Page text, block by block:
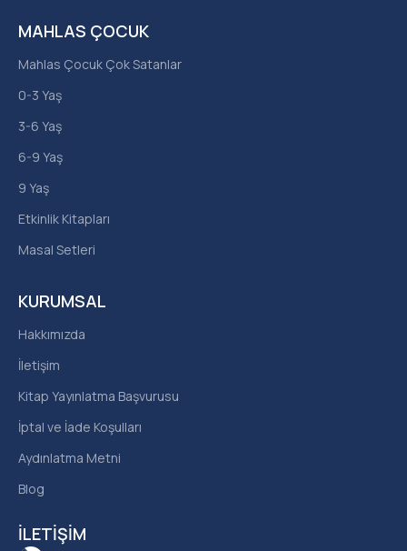
İLETIŞIM
KURUMSAL
Hakkımızda
İletişim
Kitap Yayınlatma Başvurusu
İptal ve İade Koşulları
Aydınlatma Metni
Blog
MAHLAS ÇOCUK
Mahlas Çocuk Çok Satanlar
0-3 Yaş
3-6 Yaş
6-9 Yaş
9 Yaş
Etkinlik Kitapları
Masal Setleri